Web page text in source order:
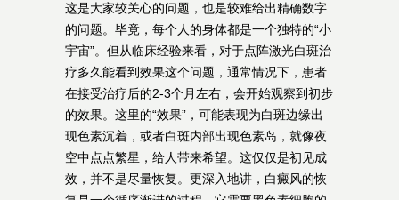
这是大家较关心的问题，也是较难给出精确数字
的问题。毕竟，每个人的身体都是一个独特的“小
宇宙”。但从临床经验来看，对于点阵激光白斑治
疗多久能看到效果这个问题，通常情况下，患者
在接受治疗后的2-3个月左右，会开始观察到初步
的效果。这里的“效果”，可能表现为白斑边缘出
现色素沉着，或者白斑内部出现色素岛，就像夜
空中点点繁星，给人带来希望。这仅仅是初见成
效，并不是尽量恢复。更深入地讲，白癜风的恢